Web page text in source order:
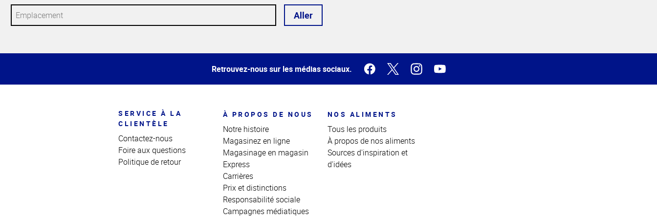
Aller
de la
Retrouvez-nous sur les médias sociaux.
SERVICE À LA
CLIENTÈLE
Contactez-nous
Foire aux questions
Politique de retour
À PROPOS DE NOUS
Notre histoire
Magasinez en ligne
Magasinage en magasin
Express
Carrières
Prix et distinctions
Responsabilité sociale
Campagnes médiatiques
NOS ALIMENTS
Tous les produits
À propos de nos aliments
Sources d'inspiration et
d'idées